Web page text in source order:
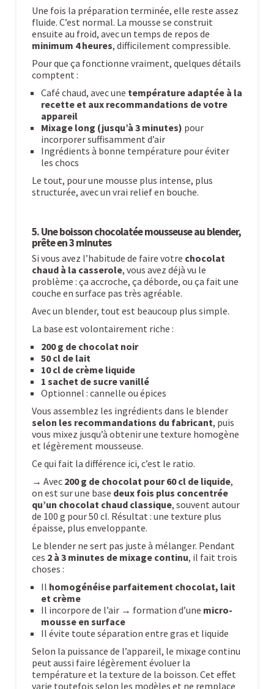
Une fois la préparation terminée, elle reste assez
fluide. C’est normal. La mousse se construit
ensuite au froid, avec un temps de repos de
minimum 4 heures, difficilement compressible.
Pour que ça fonctionne vraiment, quelques détails
comptent :
Café chaud, avec une température adaptée à la
recette et aux recommandations de votre
appareil
Mixage long (jusqu’à 3 minutes) pour
incorporer suffisamment d’air
Ingrédients à bonne température pour éviter
les chocs
Le tout, pour une mousse plus intense, plus
structurée, avec un vrai relief en bouche.
5. Une boisson chocolatée mousseuse au blender,
prête en 3 minutes
Si vous avez l’habitude de faire votre chocolat
chaud à la casserole, vous avez déjà vu le
problème : ça accroche, ça déborde, ou ça fait une
couche en surface pas très agréable.
Avec un blender, tout est beaucoup plus simple.
La base est volontairement riche :
200 g de chocolat noir
50 cl de lait
10 cl de crème liquide
1 sachet de sucre vanillé
Optionnel : cannelle ou épices
Vous assemblez les ingrédients dans le blender
selon les recommandations du fabricant, puis
vous mixez jusqu’à obtenir une texture homogène
et légèrement mousseuse.
Ce qui fait la différence ici, c’est le ratio.
→ Avec 200 g de chocolat pour 60 cl de liquide,
on est sur une base deux fois plus concentrée
qu’un chocolat chaud classique, souvent autour
de 100 g pour 50 cl. Résultat : une texture plus
épaisse, plus enveloppante.
Le blender ne sert pas juste à mélanger. Pendant
ces 2 à 3 minutes de mixage continu, il fait trois
choses :
Il homogénéise parfaitement chocolat, lait
et crème
Il incorpore de l’air → formation d’une micro-
mousse en surface
Il évite toute séparation entre gras et liquide
Selon la puissance de l’appareil, le mixage continu
peut aussi faire légèrement évoluer la
température et la texture de la boisson. Cet effet
varie toutefois selon les modèles et ne remplace